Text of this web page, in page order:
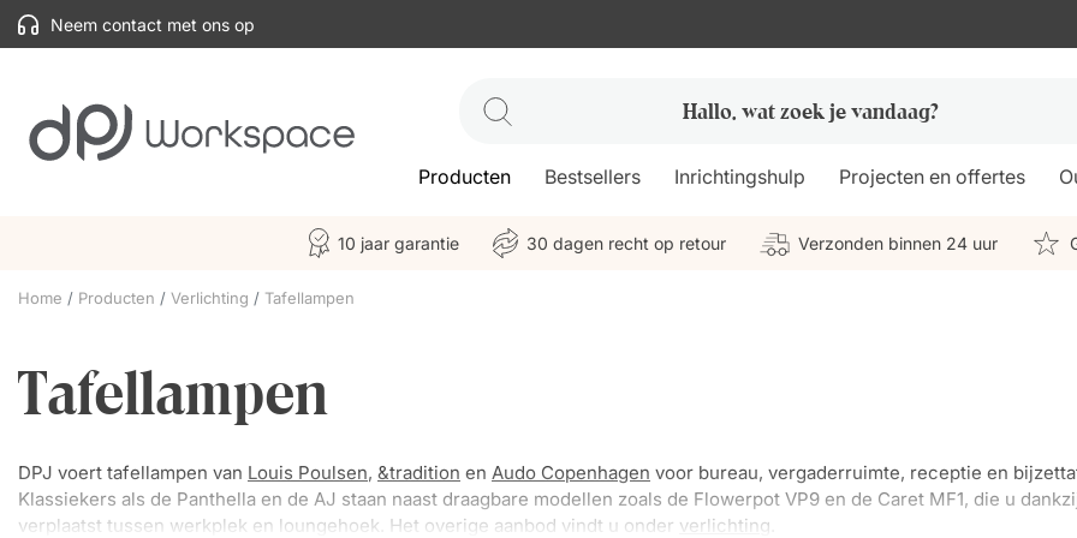
Neem contact met ons op
Producten Bestsellers Inrichtingshulp Projecten en offertes
10 jaar garantie 30 dagen recht op retour Verzonden binnen 24 uur
Home Producten Verlichting Tafellampen
Tafellampen
DPJ voert tafellampen van Louis Poulsen, &tradition en Audo Copenhagen voor bureau, vergaderruimte, receptie en
Klassiekers als de Panthella en de AJ staan naast draagbare modellen zoals de Flowerpot VP9 en de Caret MF1, die u
verplaatst tussen werkplek en loungehoek. Het overige aanbod vindt u onder verlichting